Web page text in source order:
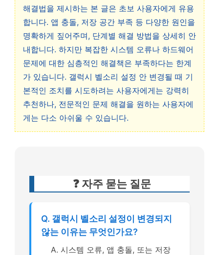
해결법을 제시하는 본 글은 초보 사용자에게 유용
합니다. 앱 충돌, 저장 공간 부족 등 다양한 원인을
명확하게 짚어주며, 단계별 해결 방법을 상세히 안
내합니다. 하지만 복잡한 시스템 오류나 하드웨어
문제에 대한 심층적인 해결책은 부족하다는 한계
가 있습니다. 갤럭시 벨소리 설정 안 변경될 때 기
본적인 조치를 시도하려는 사용자에게는 강력히
추천하나, 전문적인 문제 해결을 원하는 사용자에
게는 다소 아쉬울 수 있습니다.
❓ 자주 묻는 질문
Q. 갤럭시 벨소리 설정이 변경되지
않는 이유는 무엇인가요?
A. 시스템 오류, 앱 충돌, 또는 저장